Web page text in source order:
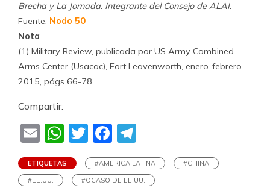
Brecha y La Jornada. Integrante del Consejo de ALAI.
Fuente: Nodo 50
Nota
(1) Military Review, publicada por US Army Combined
Arms Center (Usacac), Fort Leavenworth, enero-febrero
2015, págs 66-78.
Compartir:
EmailWhatsApp
TwitterFacebook
ETIQUETAS #AMERICA LATINA
#CHINA
#EE.UU.
#OCASO DE EE.UU.